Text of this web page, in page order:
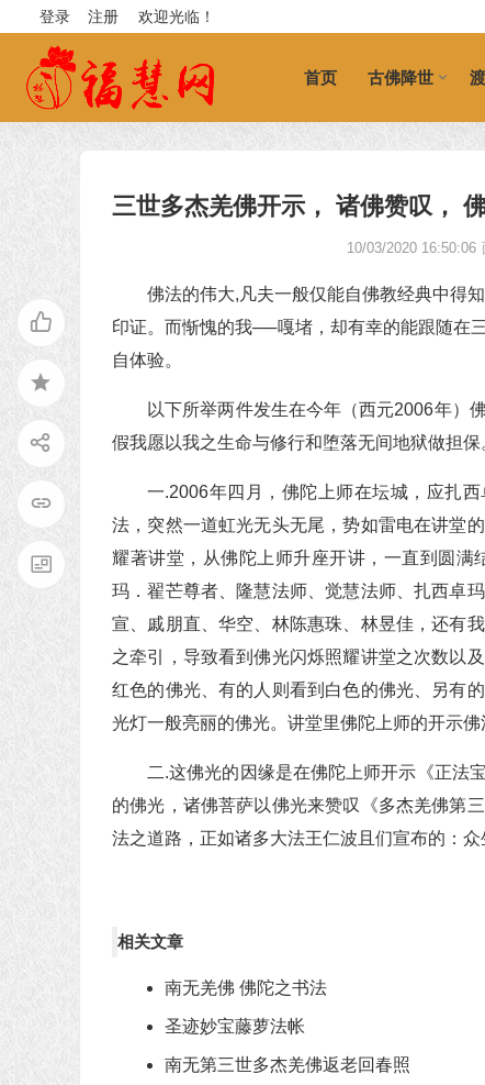
欢迎光临！
登录 注册
首页 古佛降世
三世多杰羌佛开示， 诸佛赞叹，
10/03/2020 16:50:06
佛法的伟大,凡夫一般仅能自佛教经典中得
印证。而惭愧的我──嘎堵，却有幸的能跟随在
自体验。
以下所举两件发生在今年（西元2006年）
假我愿以我之生命与修行和堕落无间地狱做担保
一.2006年四月，佛陀上师在坛城，应扎
法，突然一道虹光无头无尾，势如雷电在讲堂
耀著讲堂，从佛陀上师升座开讲，一直到圆
玛．翟芒尊者、隆慧法师、觉慧法师、扎西卓
宣、戚朋直、华空、林陈惠珠、林昱佳，还有
之牵引，导致看到佛光闪烁照耀讲堂之次数以
红色的佛光、有的人则看到白色的佛光、另有
光灯一般亮丽的佛光。讲堂里佛陀上师的开示
二.这佛光的因缘是在佛陀上师开示《正法
的佛光，诸佛菩萨以佛光来赞叹《多杰羌佛
法之道路，正如诸多大法王仁波且们宣布的：众
相关文章
南无羌佛 佛陀之书法
圣迹妙宝藤萝法帐
南无第三世多杰羌佛返老回春照